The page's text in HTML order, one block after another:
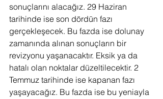
sonuçlarını alacağız. 29 Haziran
tarihinde ise son dördün fazı
gerçekleşecek. Bu fazda ise dolunay
zamanında alınan sonuçların bir
revizyonu yaşanacaktır. Eksik ya da
hatalı olan noktalar düzeltilecektir. 2
Temmuz tarihinde ise kapanan fazı
yaşayacağız. Bu fazda ise bu yeniayla